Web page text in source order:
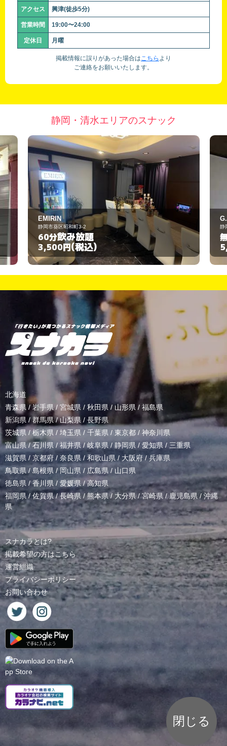
アクセス 興津(徒歩5分)
営業時間 19:00〜24:00
定休日 月曜
掲載情報に誤りがあった場合はこちら より
ご連絡をお願いいたします。
静岡・清水エリアのスナック
G.グリーン
静岡市葵区追手町1-21
無制限 飲み放題
5,000円 (税込)
北海道
青森県 / 岩手県/ 宮城県 / 秋田県 / 山形県/ 福島県
新潟県 /群馬県/山梨県 / 長野県
茨城県 / 栃木県 / 埼玉県 / 千葉県 / 東京都 / 神奈川県
富山県 /石川県/福井県/岐阜県 / 静岡県 / 愛知県 / 三重県
滋賀県 / 京都府 / 奈良県 / 和歌山県/ 大阪府 /兵庫県
鳥取県/ 島根県 /岡山県/ 広島県 / 山口県
徳島県 /香川県 / 愛媛県/高知県
福岡県/佐賀県/長崎県 /熊本県/ 大分県/宮崎県 /鹿児島県 / 沖縄
県
スナカラとは?
掲載希望の方はこちら
運営組織
プライバシーポリシー
お問い合わせ
閉じる